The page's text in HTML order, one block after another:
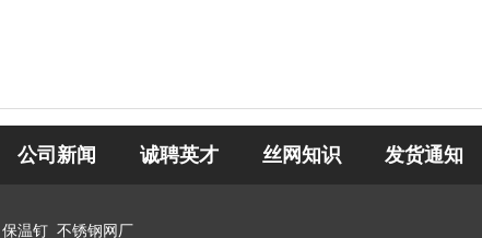
公司新闻 诚聘英才 丝网知识 发货通知
保温钉 不锈钢网厂